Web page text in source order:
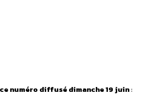
numéro diffusé dimanche 19 juin: